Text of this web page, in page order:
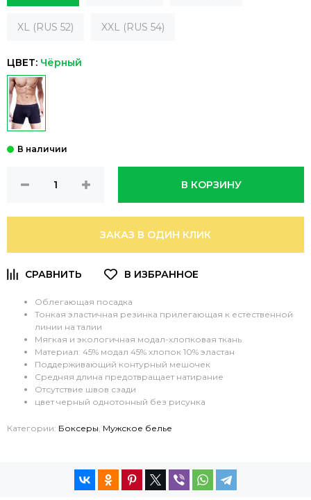
XL (RUS 52) XXL (RUS 54)
ЦВЕТ: Чёрный
В КОРЗИНУ
ЗАКАЗ В ОДИН КЛИК
Облегающая посадка
Тонкая эластичная резинка прилегающая к естественной
линии на талии
Мягкая и экологичная модал-хлопковая ткань
Материал: 45% модал 45% хлопок 10% эластан
Поддерживающий контурный мешочек
Средняя длина предотвращает натирание
Отсутствие швов сзади
цвет черный однотонный без рисунка
Категории: Боксеры, Мужское белье